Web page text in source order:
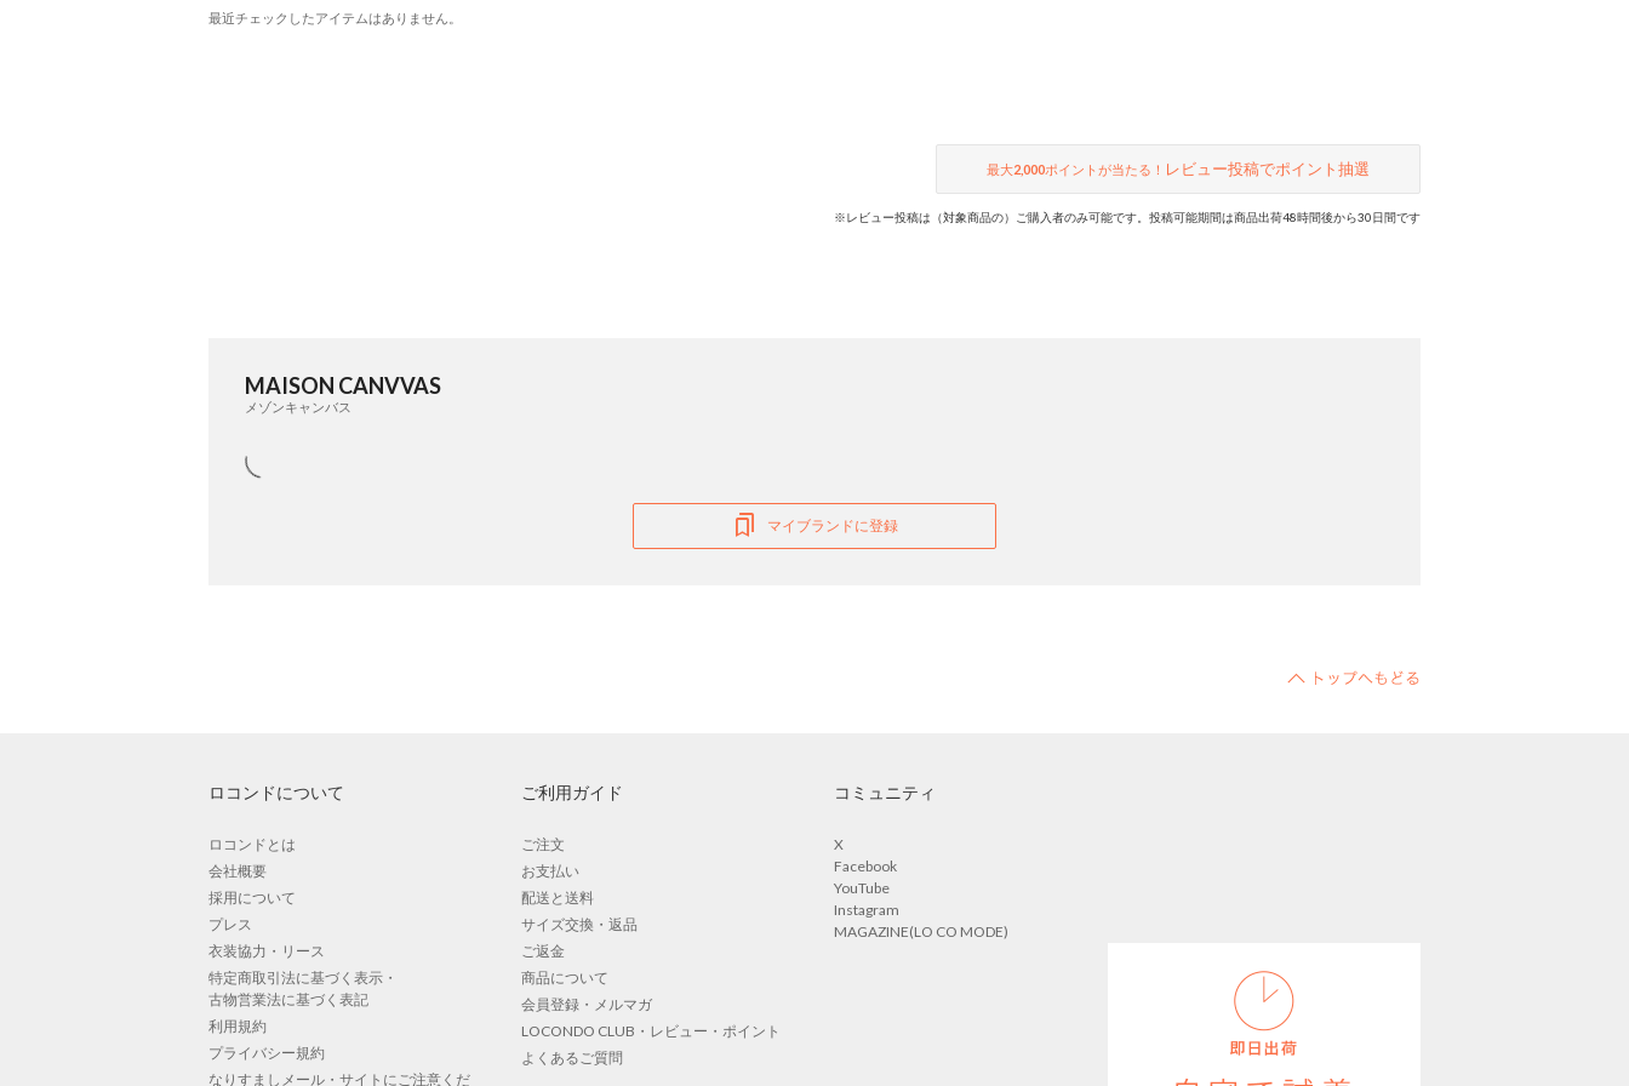
最近チェックしたアイテムはありません。
最大2,000ポイントが当たる！ レビュー投稿でポイント抽選
※レビュー投稿は（対象商品の）ご購入者のみ可能です。投稿可能期間は商品出荷48時間後から30日間です
MAISON CANVVAS
メゾンキャンバス
マイブランドに登録
ロコンドについて
ロコンドとは
会社概要
採用について
プレス
衣装協力・リース
特定商取引法に基づく表示・
古物営業法に基づく表記
利用規約
プライバシー規約
なりすましメール・サイトにご注意くだ
ご利用ガイド
ご注文
お支払い
配送と送料
サイズ交換・返品
ご返金
商品について
会員登録・メルマガ
LOCONDO CLUB・レビュー・ポイント
よくあるご質問
コミュニティ
X
Facebook
YouTube
Instagram
MAGAZINE(LO CO MODE)